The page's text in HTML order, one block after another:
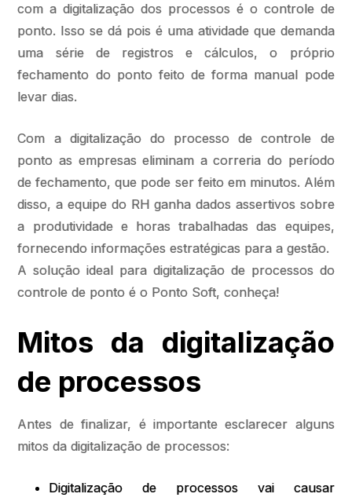
com a digitalização dos processos é o controle de
ponto. Isso se dá pois é uma atividade que demanda
uma série de registros e cálculos, o próprio
fechamento do ponto feito de forma manual pode
levar dias.
Com a digitalização do processo de controle de
ponto as empresas eliminam a correria do período
de fechamento, que pode ser feito em minutos. Além
disso, a equipe do RH ganha dados assertivos sobre
a produtividade e horas trabalhadas das equipes,
fornecendo informações estratégicas para a gestão.
A solução ideal para digitalização de processos do
controle de ponto é o Ponto Soft, conheça!
Mitos da digitalização
de processos
Antes de finalizar, é importante esclarecer alguns
mitos da digitalização de processos:
Digitalização de processos vai causar